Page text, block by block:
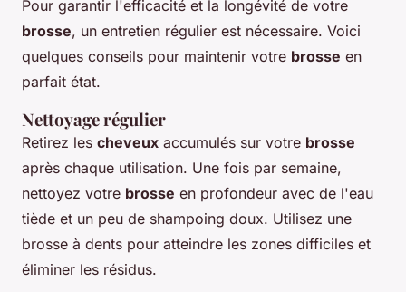
Pour garantir l'efficacité et la longévité de votre
brosse, un entretien régulier est nécessaire. Voici
quelques conseils pour maintenir votre brosse en
parfait état.
Nettoyage régulier
Retirez les cheveux accumulés sur votre brosse
après chaque utilisation. Une fois par semaine,
nettoyez votre brosse en profondeur avec de l'eau
tiède et un peu de shampoing doux. Utilisez une
brosse à dents pour atteindre les zones difficiles et
éliminer les résidus.